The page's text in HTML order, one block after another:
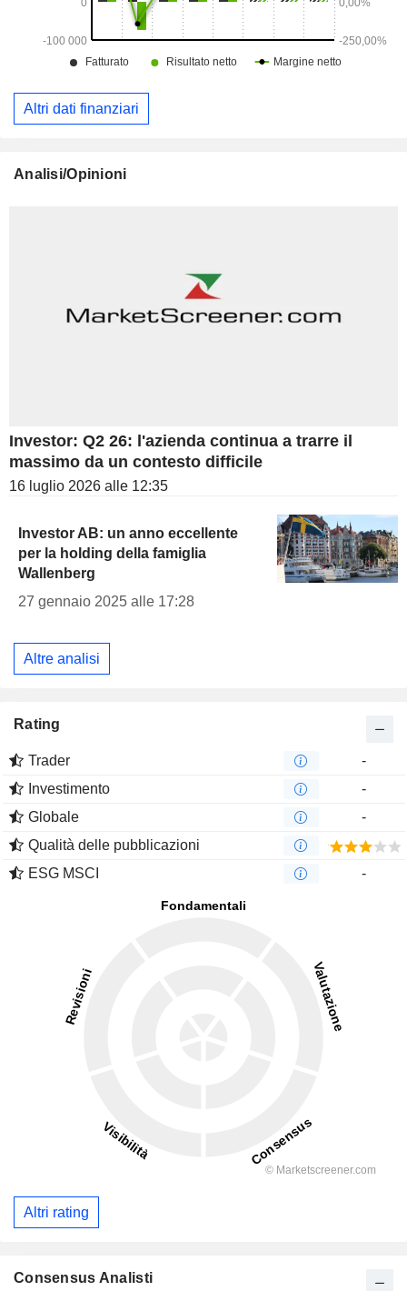
Altri dati finanziari
Analisi/Opinioni
Investor: Q2 26: l'azienda continua a trarre il
massimo da un contesto difficile
16 luglio 2026 alle 12:35
Investor AB: un anno eccellente
per la holding della famiglia
Wallenberg
27 gennaio 2025 alle 17:28
Altre analisi
Rating
Trader
-
Investimento
-
Globale
-
Qualità delle pubblicazioni
ESG MSCI
-
Altri rating
Consensus Analisti